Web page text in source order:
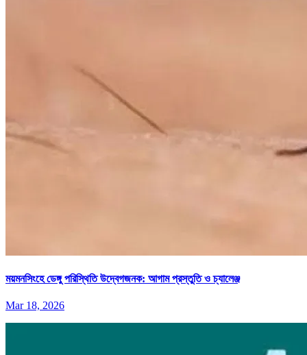
ময়মনসিংহে ডেঙ্গু পরিস্থিতি উদ্বেগজনক: আগাম প্রস্তুতি ও চ্যালেঞ্জ
Mar 18, 2026